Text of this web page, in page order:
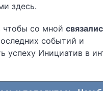
здесь.
чтобы со мной
событий и
успеху Инициатив в